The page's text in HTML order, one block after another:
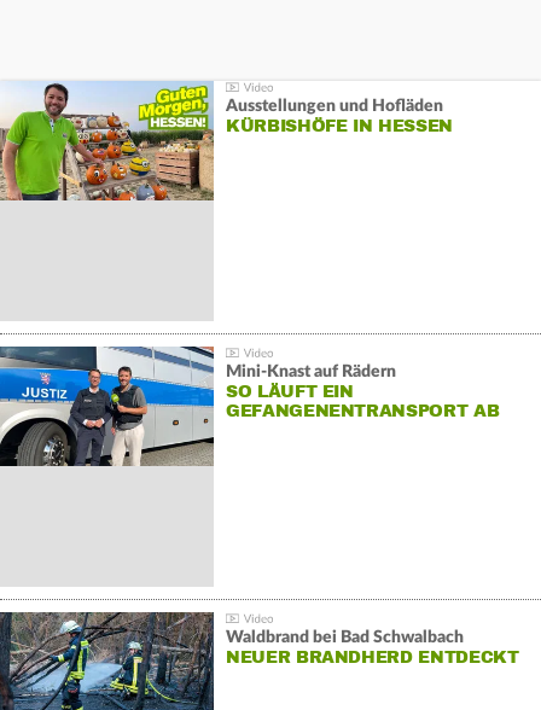
Ausstellungen und Hofläden
KÜRBISHÖFE IN HESSEN
Mini-Knast auf Rädern
SO LÄUFT EIN
GEFANGENENTRANSPORT AB
Waldbrand bei Bad Schwalbach
NEUER BRANDHERD ENTDECKT